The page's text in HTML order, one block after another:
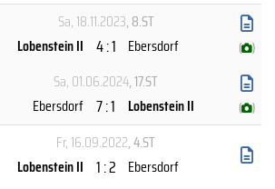
Sa, 18.11.2023, 8.ST
Lobenstein II 4 : 1 Ebersdorf ( )
Sa, 01.06.2024, 17.ST
Ebersdorf 7 : 1 Lobenstein II ( )
Fr, 16.09.2022, 4.ST
Lobenstein II 1 : 2 Ebersdorf